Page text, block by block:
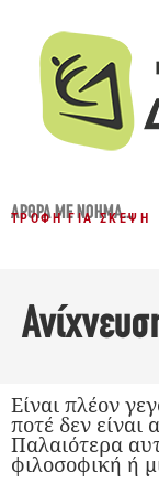
ΆΡΘΡΑ ΜΕ ΝΌΗΜΑ...
ΤΡΟΦΉ ΓΙΑ ΣΚΈΨΗ
Είναι πλέον
ποτέ δεν είναι
Παλαιότερα
φιλοσοφική ή